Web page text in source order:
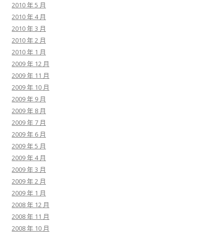
2010 年 5 月
2010 年 4 月
2010 年 3 月
2010 年 2 月
2010 年 1 月
2009 年 12 月
2009 年 11 月
2009 年 10 月
2009 年 9 月
2009 年 8 月
2009 年 7 月
2009 年 6 月
2009 年 5 月
2009 年 4 月
2009 年 3 月
2009 年 2 月
2009 年 1 月
2008 年 12 月
2008 年 11 月
2008 年 10 月